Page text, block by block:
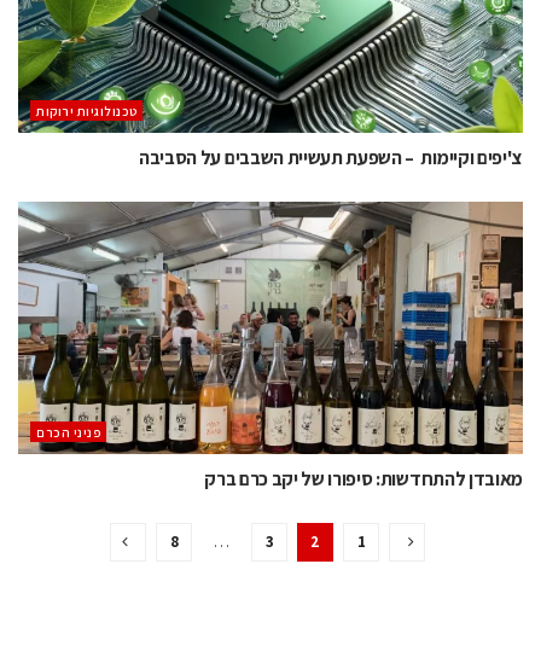
‫טכנולוגיות ירוקות‬
צ'יפים וקיימות – השפעת תעשיית השבבים על הסביבה
פניני הכרם
מאובדן להתחדשות: סיפורו של יקב כרם ברק
1
2
3
…
8